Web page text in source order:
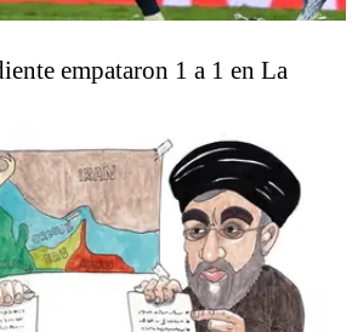
empataron 1 a 1 en La